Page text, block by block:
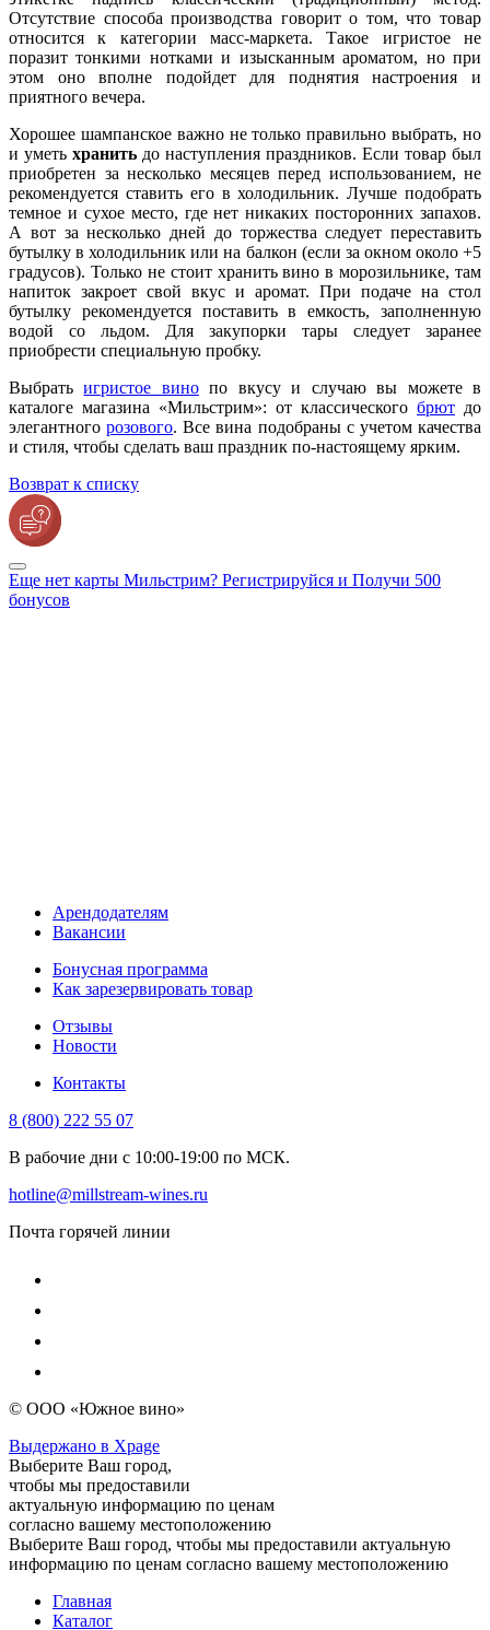
Отсутствие способа производства говорит о том, что товар
относится к категории масс-маркета. Такое игристое не
поразит тонкими нотками и изысканным ароматом, но при
этом оно вполне подойдет для поднятия настроения и
приятного вечера.
Хорошее шампанское важно не только правильно выбрать, но
и уметь хранить до наступления праздников. Если товар был
приобретен за несколько месяцев перед использованием, не
рекомендуется ставить его в холодильник. Лучше подобрать
темное и сухое место, где нет никаких посторонних запахов.
А вот за несколько дней до торжества следует переставить
бутылку в холодильник или на балкон (если за окном около +5
градусов). Только не стоит хранить вино в морозильнике, там
напиток закроет свой вкус и аромат. При подаче на стол
бутылку рекомендуется поставить в емкость, заполненную
водой со льдом. Для закупорки тары следует заранее
приобрести специальную пробку.
Выбратьигристое винопо вкусу и случаю вы можете в
каталоге магазина «Мильстрим»: от классического брют до
элегантногорозового. Все вина подобраны с учетом качества
и стиля, чтобы сделать ваш праздник по-настоящему ярким.
Возврат к списку
Еще нет карты Мильстрим? Регистрируйся и Получи 500
бонусов
Арендодателям
Вакансии
Бонусная программа
Как зарезервировать товар
Отзывы
Новости
Контакты
8 (800) 222 55 07
В рабочие дни с 10:00-19:00 по МСК.
hotline@millstream-wines.ru
Почта горячей линии
© ООО «Южное вино»
Выдержано в Xpage
Выберите Ваш город,
чтобы мы предоставили
актуальную информацию по ценам
согласно вашему местоположению
Выберите Ваш город, чтобы мы предоставили актуальную
информацию по ценам согласно вашему местоположению
Главная
Каталог